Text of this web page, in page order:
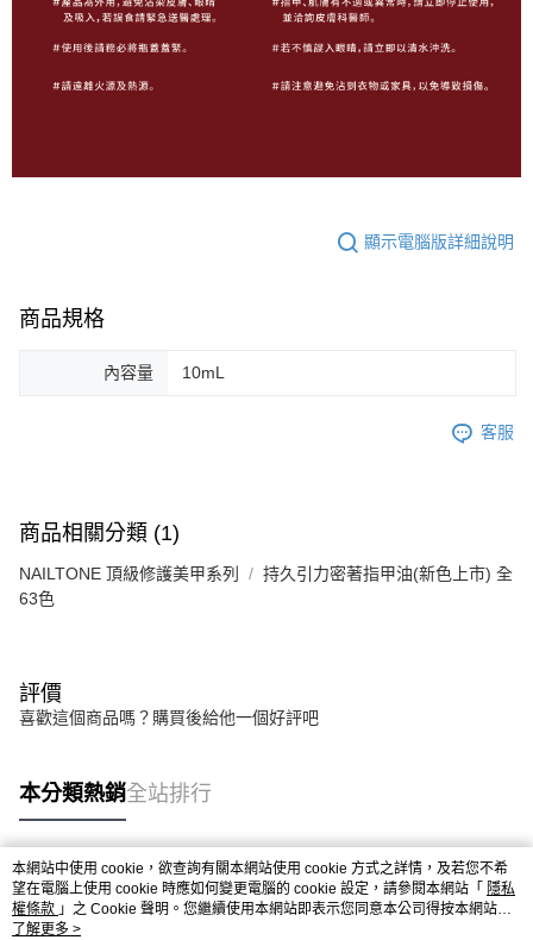
顯示電腦版詳細說明
商品規格
內容量 10mL
客服
商品相關分類 (1)
NAILTONE 頂級修護美甲系列
持久引力密著指甲油(新色上市) 全
63色
評價
喜歡這個商品嗎？購買後給他一個好評吧
本分類熱銷全站排行
熱門標籤
本網站中使用 cookie，欲查詢有關本網站使用 cookie 方式之詳情，及若您不希
望在電腦上使用 cookie 時應如何變更電腦的 cookie 設定，請參閱本網站「 隱私
權條款 」之 Cookie 聲明。您繼續使用本網站即表示您同意本公司得按本網站使
用條款之 Cookie 聲明使用 cookie。
了解更多 >